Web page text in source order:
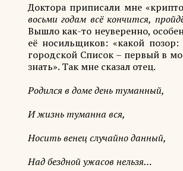
Доктора приписали мне
восьми годам всё кончится,
Вышло как-то неуверенно,
её носильщиков: «какой
городской Список – первый в
знать». Так мне сказал отец.
Родился в доме день туманный,
И жизнь туманна вся,
Носить венец случайно данный,
Над бездной ужасов нельзя…